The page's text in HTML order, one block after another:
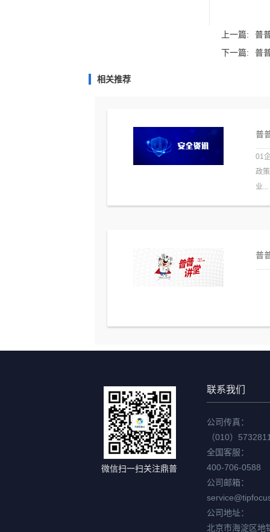
上一篇:
普
下一篇:
普
相关推荐
普
01
政
业...
普
微信扫一扫关注鼎普
联系我们
公司传真：
（010）
全国客服：
400-706-0588
公司邮箱：
公司地址：
北京市海淀区地